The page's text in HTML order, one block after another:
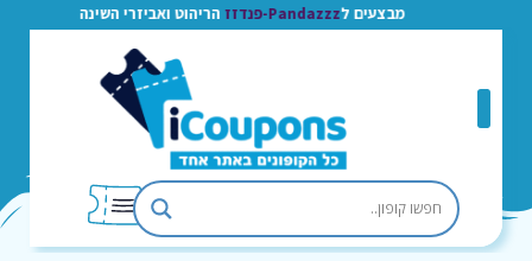
מבצעים ל Pandazzz-פנדזז הריהוט ואביזרי השינה